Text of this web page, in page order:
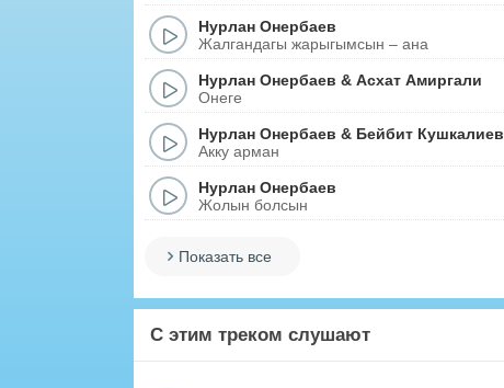
Нурлан Онербаев
Жалгандагы жарыгымсын – ана
Нурлан Онербаев & Асхат Амиргали
Онеге
Нурлан Онербаев & Бейбит Кушкалиев
Акку арман
Нурлан Онербаев
Жолын болсын
Показать все
С этим треком слушают